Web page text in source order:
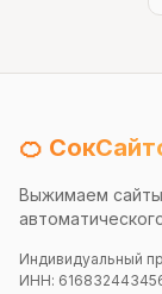
🍊
Выжимаем
Индивидуальный
ИНН: